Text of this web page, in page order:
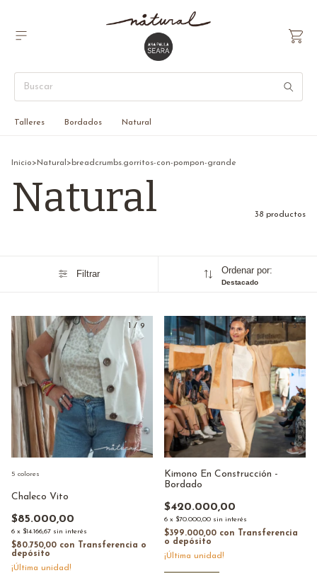
Talleres Bordados Natural
Inicio>Natural > breadcrumbs.gorritos-con-pompon-grande
Natural 38 productos
Filtrar Ordenar por:
Destacado
1 /9
Chaleco Vito
$85.000,00
6 x $14.166,67 sin interés
$80.750,00 con
Transferencia o
depósito
¡Última unidad!
5 colores
1/3
Kimono En Construcción -
Bordado
$420.000,00
6 x $70.000,00 sin interés
$399.000,00 con
Transferencia
o depósito
¡Última unidad!